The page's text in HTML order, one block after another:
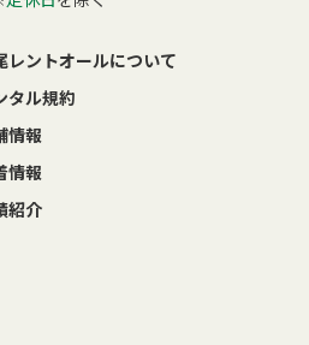
レントオールについて
タル規約
情報
情報
紹介